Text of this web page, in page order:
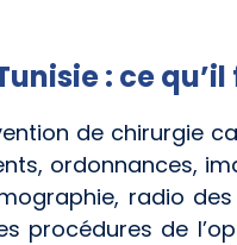
: ce
de chirurgie
ordonnances,
radio
procédures de